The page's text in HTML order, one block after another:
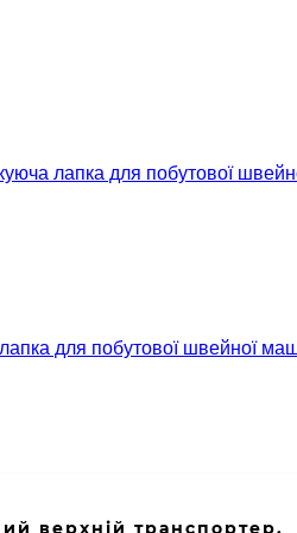
для побутової швейної